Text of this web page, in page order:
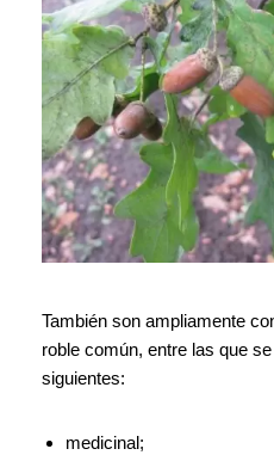
También son ampliamente
roble común, entre las que
siguientes:
medicinal;